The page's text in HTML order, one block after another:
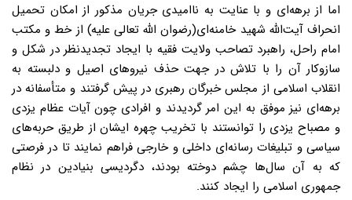
اما از برهه‌ای و با عنایت به ناامیدی جریان مذکور از امکان تحمیل
انحراف آیت‌الله شهید خامنه‌ای(رضوان الله تعالی علیه) از خط و مکتب
امام راحل، راهبرد تصاحب ولایت فقیه با ایجاد تجدیدنظر در شکل و
سازوکار آن را با تلاش در جهت حذف نیروهای اصیل و دلبسته به
انقلاب اسلامی از مجلس خبرگان رهبری در پیش گرفتند و متأسفانه در
برهه‌ای نیز موفق به این امر گردیدند و افرادی چون آیات عظام یزدی
و مصباح یزدی را توانستند با تخریب چهره ایشان از طریق حربه‌های
سیاسی و تبلیغات رسانه‌ای داخلی و خارجی فراهم نمایند تا در فرصتی
که به آن سال‌ها چشم دوخته بودند، دگردیسی بنیادین در نظام
جمهوری اسلامی را ایجاد کنند.